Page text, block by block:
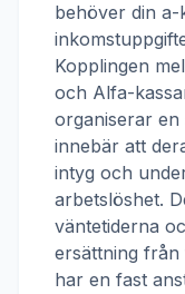
behöver din a-
Kopplingen
och Alfa-
organiserar
innebär att
intyg och
arbetslöshet.
väntetiderna
ersättning från
har en fast